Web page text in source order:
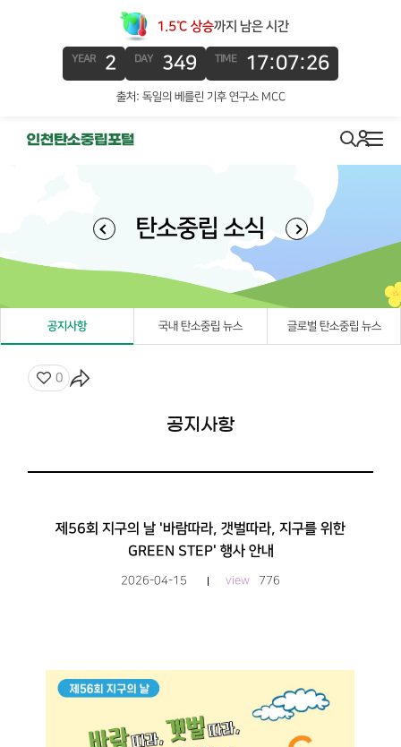
1.5℃ 상승까지 남은 시간
YEAR 2 DAY 349 TIME 17:07:26
출처: 독일의 베를린 기후 연구소 MCC
search
로그인
메뉴
탄소중립 소식
공지사항 국내 탄소중립 뉴스 글로벌 탄소중립 뉴스
좋아요
0
공지사항
제56회 지구의 날 '바람따라, 갯벌따라, 지구를 위한
GREEN STEP' 행사 안내
2026-04-15 view 776